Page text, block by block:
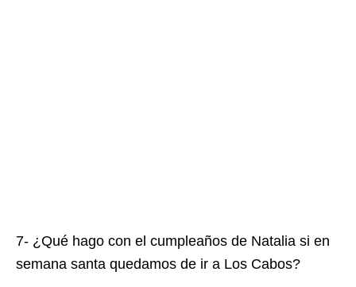
7- ¿Qué hago con el cumpleaños de Natalia si en
semana santa quedamos de ir a Los Cabos?